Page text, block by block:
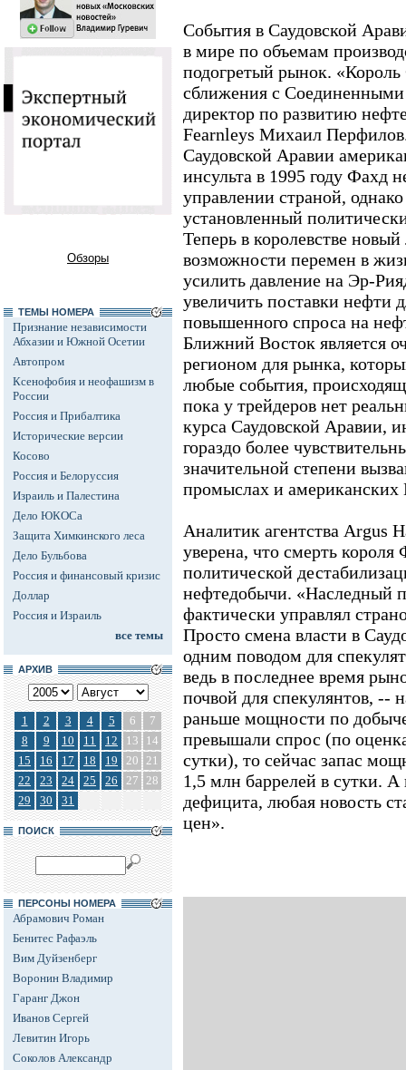
Обзоры
ТЕМЫ НОМЕРА
Признание независимости
Абхазии и Южной Осетии
Автопром
Ксенофобия и неофашизм в
России
Россия и Прибалтика
Исторические версии
Косово
Россия и Белоруссия
Израиль и Палестина
Дело ЮКОСа
Защита Химкинского леса
Дело Бульбова
Россия и финансовый кризис
Доллар
Россия и Израиль
все темы
АРХИВ
1 2 3 4 5 6
7
8
9 10 11 12 13
14
15
16 17 18 19 20 21
22
23 24 25 26 27 28
29
30 31
ПОИСК
ПЕРСОНЫ НОМЕРА
Абрамович Роман
Бенитес Рафаэль
Вим Дуйзенберг
Воронин Владимир
Гаранг Джон
Иванов Сергей
Левитин Игорь
Соколов Александр
События в Саудовской
в мире по объемам
подогретый рынок.
сближения с
директор по развитию
Fearnleys Михаил
Саудовской Аравии
инсульта в 1995 году Фахд
управлении страной,
установленный
Теперь в королевстве
возможности перемен в
усилить давление на Эр-
увеличить поставки нефти
повышенного спроса на
Ближний Восток является
регионом для рынка,
любые события,
пока у трейдеров нет
курса Саудовской Аравии,
гораздо более
значительной степени
промыслах и
Аналитик агентства Argus
уверена, что смерть короля
политической
нефтедобычи. «Наследный
фактически управлял
Просто смена власти в
одним поводом для
ведь в последнее время
почвой для спекулянтов, --
раньше мощности по
превышали спрос (по
сутки), то сейчас запас
1,5 млн баррелей в сутки. А
дефицита, любая новость
цен».